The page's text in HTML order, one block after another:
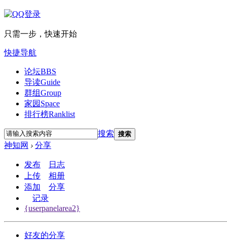
只需一步，快速开始
快捷导航
论坛BBS
导读Guide
群组Group
家园 Space
排行榜Ranklist
搜索 搜索
神知网 › 分享
发布
日志
上传
相册
添加
分享
记录
{userpanelarea2}
好友的分享